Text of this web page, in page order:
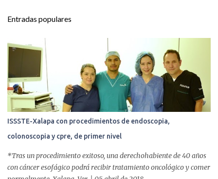
s
Entradas populares
ISSSTE-Xalapa con procedimientos de endoscopia,
colonoscopia y cpre, de primer nivel
*Tras un procedimiento exitoso, una derechohabiente de 40 años
con cáncer esofágico podrá recibir tratamiento oncológico y comer